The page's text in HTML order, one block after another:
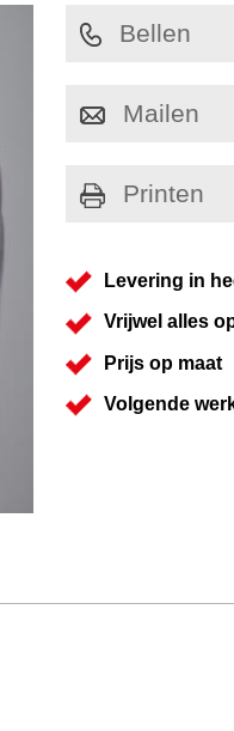
Bellen
Mailen
Printen
Levering in
Vrijwel alles
Prijs op maat
Volgende